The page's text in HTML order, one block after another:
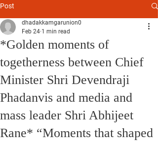
Post
*Golden moments of
togetherness between Chief
Minister Shri Devendraji
Phadanvis and media and
mass leader Shri Abhijeet
Rane* “Moments that shaped
dhadakkamgarunion0
Feb 24 1 min read